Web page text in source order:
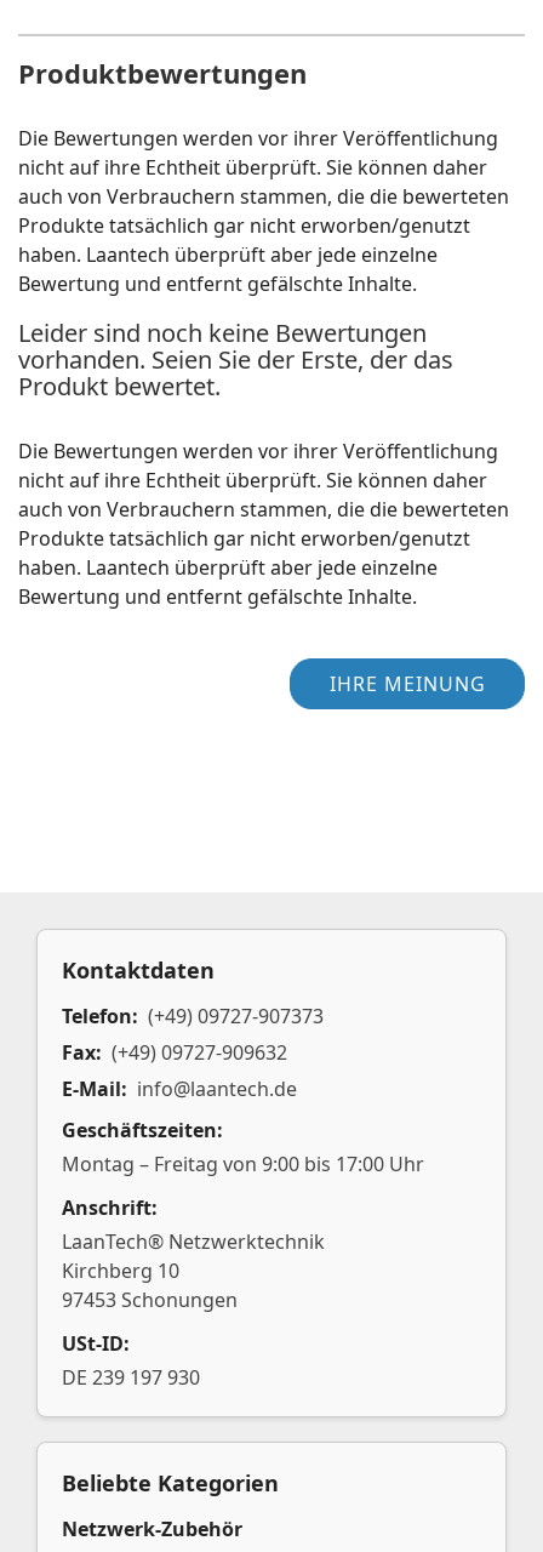
Produktbewertungen
Die Bewertungen werden vor ihrer Veröffentlichung
nicht auf ihre Echtheit überprüft. Sie können daher
auch von Verbrauchern stammen, die die bewerteten
Produkte tatsächlich gar nicht erworben/genutzt
haben. Laantech überprüft aber jede einzelne
Bewertung und entfernt gefälschte Inhalte.
Leider sind noch keine Bewertungen
vorhanden. Seien Sie der Erste, der das
Produkt bewertet.
Die Bewertungen werden vor ihrer Veröffentlichung
nicht auf ihre Echtheit überprüft. Sie können daher
auch von Verbrauchern stammen, die die bewerteten
Produkte tatsächlich gar nicht erworben/genutzt
haben. Laantech überprüft aber jede einzelne
Bewertung und entfernt gefälschte Inhalte.
IHRE MEINUNG
Kontaktdaten
Telefon: (+49) 09727-907373
Fax: (+49) 09727-909632
E-Mail: info@laantech.de
Geschäftszeiten:
Montag – Freitag von 9:00 bis 17:00 Uhr
Anschrift:
LaanTech® Netzwerktechnik
Kirchberg 10
97453 Schonungen
USt-ID:
DE 239 197 930
Beliebte Kategorien
Netzwerk-Zubehör